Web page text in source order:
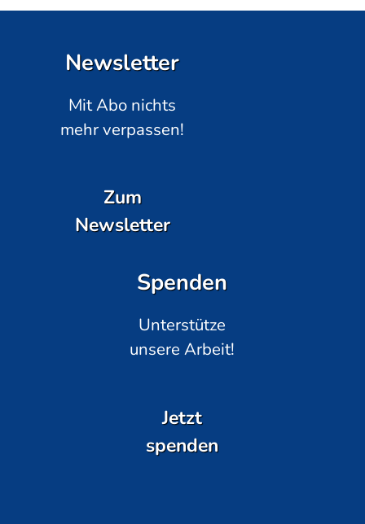
Newsletter
Mit Abo nichts
mehr verpassen!
Zum
Newsletter
Spenden
Unterstütze
unsere Arbeit!
Jetzt
spenden